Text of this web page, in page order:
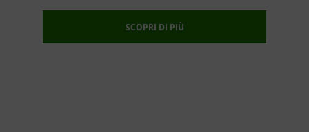
SCOPRI DI PIÙ